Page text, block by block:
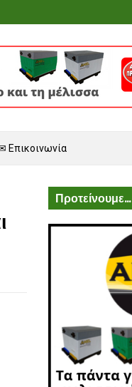
Επικοινωνία
Προτείνουμε...